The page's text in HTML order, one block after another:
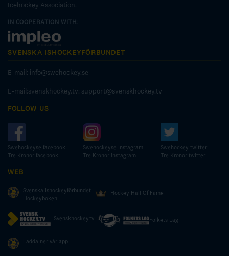
Icehockey Association.
IN COOPERATION WITH:
SVENSKA ISHOCKEYFÖRBUNDET
E-mail: info@swehockey.se
E-mail:svenskhockey.tv: support@svenskhockey.tv
FOLLOW US
Swehockeyse facebook
Tre Kronor facebook
Swehockeyse Instagram
Tre Kronor instagram
Swehockey twitter
Tre Kronor twitter
WEB
Svenska Ishockeyförbundet
Hockeyboken
Hockey Hall Of Fame
Svenskhockey.tv Folkets Lag
Ladda ner vår app